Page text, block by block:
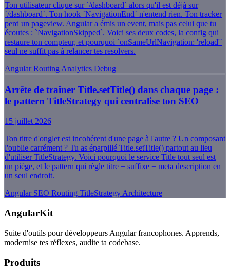
Ton utilisateur clique sur `/dashboard` alors qu'il est déjà sur
`/dashboard`. Ton hook `NavigationEnd` n'entend rien. Ton tracker
perd un pageview. Angular a émis un event, mais pas celui que tu
écoutes : `NavigationSkipped`. Voici ses deux codes, la config qui
restaure ton compteur, et pourquoi `onSameUrlNavigation: 'reload'`
seul ne suffit pas à relancer tes resolvers.
Angular Routing Analytics Debug
Arrête de traîner Title.setTitle() dans chaque page :
le pattern TitleStrategy qui centralise ton SEO
15 juillet 2026
Ton titre d'onglet est incohérent d'une page à l'autre ? Un composant
l'oublie carrément ? Tu as éparpillé Title.setTitle() partout au lieu
d'utiliser TitleStrategy. Voici pourquoi le service Title tout seul est
un piège, et le pattern qui règle titre + suffixe + meta description en
un seul endroit.
Angular SEO Routing TitleStrategy Architecture
AngularKit
Suite d'outils pour développeurs Angular francophones. Apprends,
modernise tes réflexes, audite ta codebase.
Produits